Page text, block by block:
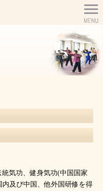
気功、健身気功(中国国家
及び中国、他外国研修を得